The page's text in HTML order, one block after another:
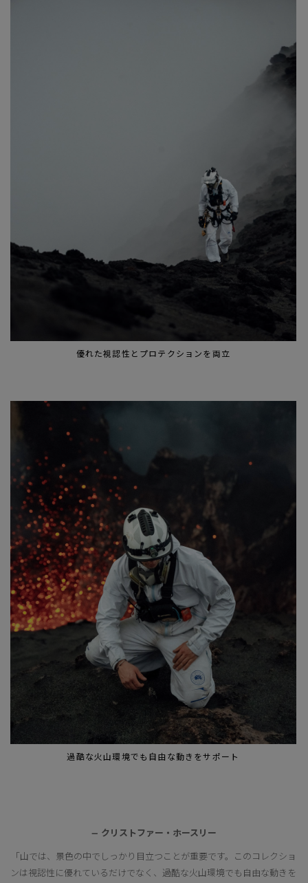
優れた視認性とプロテクションを両立
過酷な火山環境でも自由な動きをサポート
— クリストファー・ホースリー
「山では、景色の中でしっかり目立つことが重要です。このコレクショ
ンは視認性に優れているだけでなく、過酷な火山環境でも自由な動きを